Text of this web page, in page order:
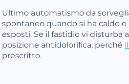
Ultimo automatismo da
spontaneo quando si ha caldo
esposti. Se il fastidio vi disturba
posizione antidolorifica, perché
prescritto.